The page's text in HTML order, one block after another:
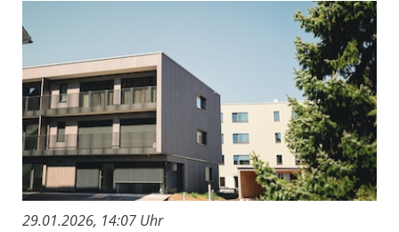
29.01.2026, 14:07 Uhr